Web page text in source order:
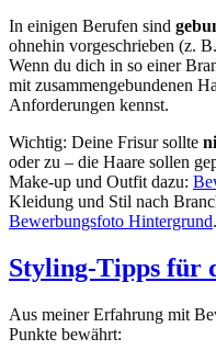
In einigen Berufen sind
ohnehin vorgeschrieben (z.
Wenn du dich in so einer
mit zusammengebundenen
Anforderungen kennst.
Wichtig: Deine Frisur sollte
oder zu – die Haare sollen
Make-up und Outfit dazu:
Kleidung und Stil nach
Bewerbungsfoto Hintergrund.
Styling-Tipps für
Aus meiner Erfahrung mit
Punkte bewährt: